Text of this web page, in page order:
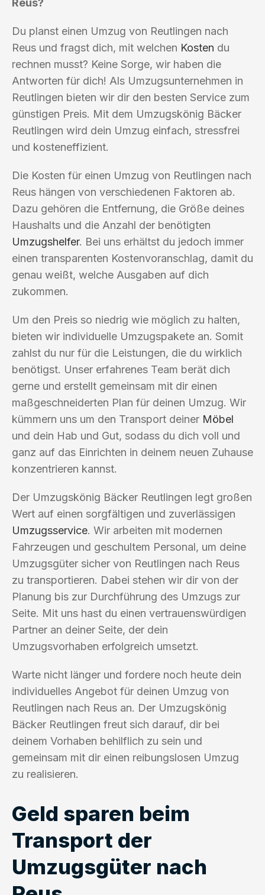
Reus?
Du planst einen Umzug von Reutlingen nach
Reus und fragst dich, mit welchen Kosten du
rechnen musst? Keine Sorge, wir haben die
Antworten für dich! Als Umzugsunternehmen in
Reutlingen bieten wir dir den besten Service zum
günstigen Preis. Mit dem Umzugskönig Bäcker
Reutlingen wird dein Umzug einfach, stressfrei
und kosteneffizient.
Die Kosten für einen Umzug von Reutlingen nach
Reus hängen von verschiedenen Faktoren ab.
Dazu gehören die Entfernung, die Größe deines
Haushalts und die Anzahl der benötigten
Umzugshelfer. Bei uns erhältst du jedoch immer
einen transparenten Kostenvoranschlag, damit du
genau weißt, welche Ausgaben auf dich
zukommen.
Um den Preis so niedrig wie möglich zu halten,
bieten wir individuelle Umzugspakete an. Somit
zahlst du nur für die Leistungen, die du wirklich
benötigst. Unser erfahrenes Team berät dich
gerne und erstellt gemeinsam mit dir einen
maßgeschneiderten Plan für deinen Umzug. Wir
kümmern uns um den Transport deiner Möbel
und dein Hab und Gut, sodass du dich voll und
ganz auf das Einrichten in deinem neuen Zuhause
konzentrieren kannst.
Der Umzugskönig Bäcker Reutlingen legt großen
Wert auf einen sorgfältigen und zuverlässigen
Umzugsservice. Wir arbeiten mit modernen
Fahrzeugen und geschultem Personal, um deine
Umzugsgüter sicher von Reutlingen nach Reus
zu transportieren. Dabei stehen wir dir von der
Planung bis zur Durchführung des Umzugs zur
Seite. Mit uns hast du einen vertrauenswürdigen
Partner an deiner Seite, der dein
Umzugsvorhaben erfolgreich umsetzt.
Warte nicht länger und fordere noch heute dein
individuelles Angebot für deinen Umzug von
Reutlingen nach Reus an. Der Umzugskönig
Bäcker Reutlingen freut sich darauf, dir bei
deinem Vorhaben behilflich zu sein und
gemeinsam mit dir einen reibungslosen Umzug
zu realisieren.
Geld sparen beim
Transport der
Umzugsgüter nach